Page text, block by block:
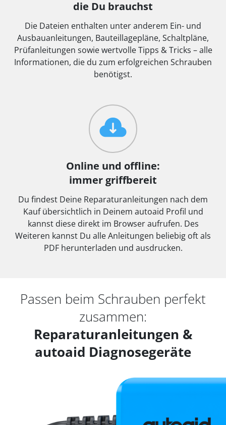
die Du brauchst
Die Dateien enthalten unter anderem Ein- und
Ausbauanleitungen, Bauteillagepläne, Schaltpläne,
Prüfanleitungen sowie wertvolle Tipps & Tricks – alle
Informationen, die du zum erfolgreichen Schrauben
benötigst.
Online und offline:
immer griffbereit
Du findest Deine Reparaturanleitungen nach dem
Kauf übersichtlich in Deinem autoaid Profil und
kannst diese direkt im Browser aufrufen. Des
Weiteren kannst Du alle Anleitungen beliebig oft als
PDF herunterladen und ausdrucken.
Passen beim Schrauben perfekt
zusammen:
Reparaturanleitungen &
autoaid Diagnosegeräte